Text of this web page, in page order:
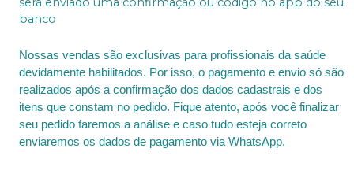
banco
Nossas vendas são exclusivas para profissionais da saúde
devidamente habilitados. Por isso, o pagamento e envio só são
realizados após a confirmação dos dados cadastrais e dos
itens que constam no pedido. Fique atento, após você finalizar
seu pedido faremos a análise e caso tudo esteja correto
enviaremos os dados de pagamento via WhatsApp.